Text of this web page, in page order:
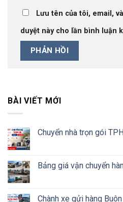
Lưu tên của tôi, email,
duyệt này cho lần bình luận
BÀI VIẾT MỚI
Chuyển nhà trọn gói
Bảng giá vận chuyển
Chành xe gửi hàng